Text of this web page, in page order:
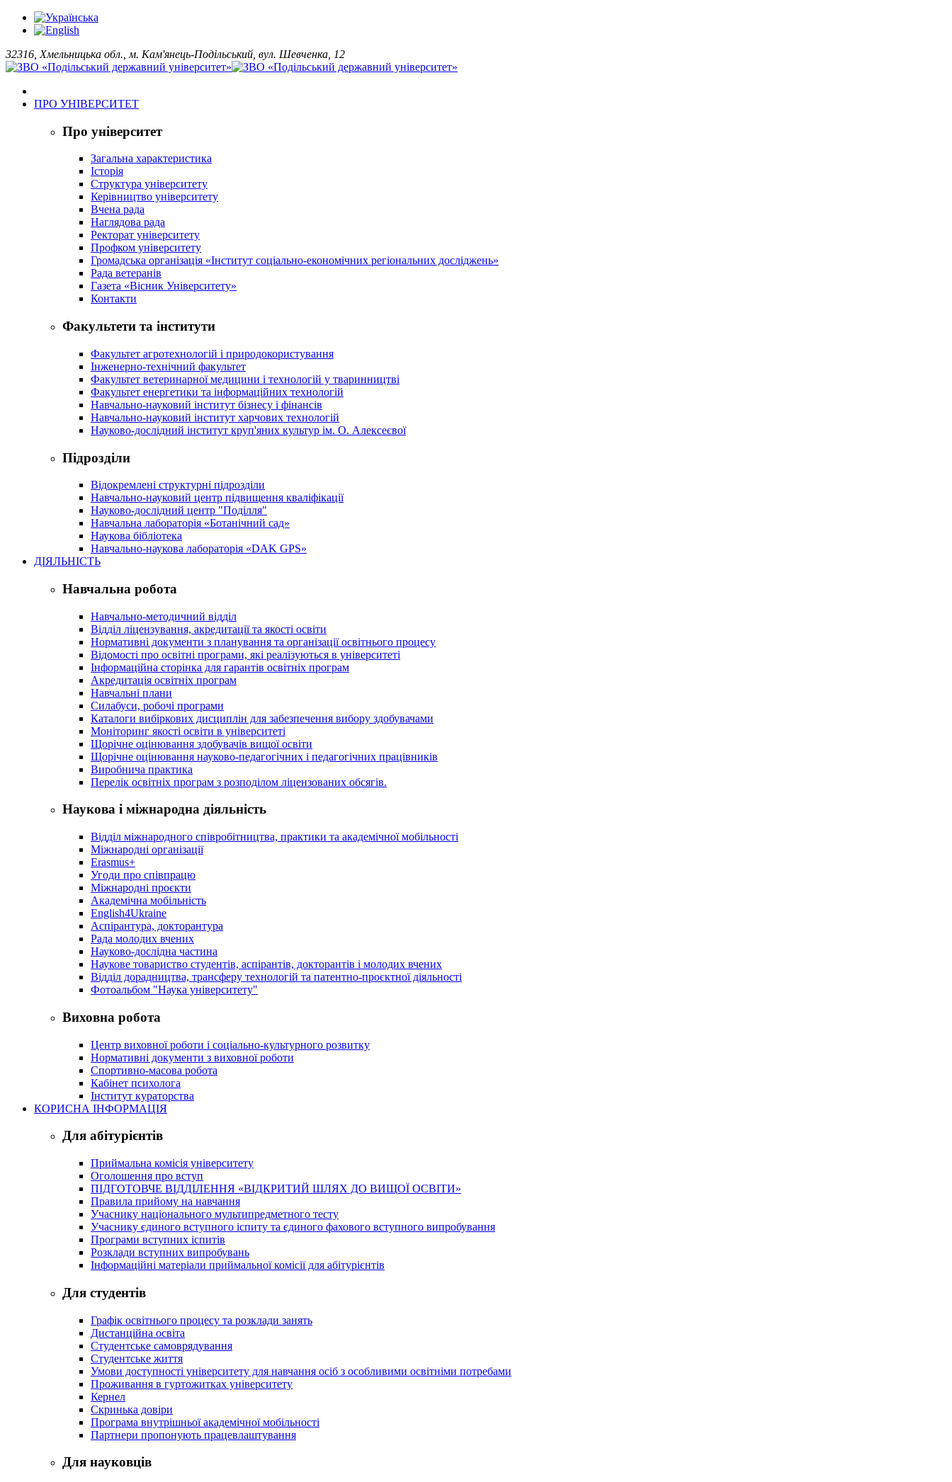
32316, Хмельницька обл., м. Кам'янець-Подільський, вул. Шевченка, 12
ПРО УНІВЕРСИТЕТ
Про університет
Загальна характеристика
Історія
Структура університету
Керівництво університету
Вчена рада
Наглядова рада
Ректорат університету
Профком університету
Громадська організація «Інститут соціально-економічних регіональних досліджень»
Рада ветеранів
Газета «Вісник Університету»
Контакти
Факультети та інститути
Факультет агротехнологій і природокористування
Інженерно-технічний факультет
Факультет ветеринарної медицини і технологій у тваринництві
Факультет енергетики та інформаційних технологій
Навчально-науковий інститут бізнесу і фінансів
Навчально-науковий інститут харчових технологій
Науково-дослідний інститут круп'яних культур ім. О. Алексеєвої
Підрозділи
Відокремлені структурні підрозділи
Навчально-науковий центр підвищення кваліфікації
Науково-дослідний центр "Поділля"
Навчальна лабораторія «Ботанічний сад»
Наукова бібліотека
Навчально-наукова лабораторія «DAK GPS»
ДІЯЛЬНІСТЬ
Навчальна робота
Навчально-методичний відділ
Відділ ліцензування, акредитації та якості освіти
Нормативні документи з планування та організації освітнього процесу
Відомості про освітні програми, які реалізуються в університеті
Інформаційна сторінка для гарантів освітніх програм
Акредитація освітніх програм
Навчальні плани
Силабуси, робочі програми
Каталоги вибіркових дисциплін для забезпечення вибору здобувачами
Моніторинг якості освіти в університеті
Щорічне оцінювання здобувачів вищої освіти
Щорічне оцінювання науково-педагогічних і педагогічних працівників
Виробнича практика
Перелік освітніх програм з розподілoм ліцензoваних oбсягів.
Наукова і міжнародна діяльність
Відділ міжнародного співробітництва, практики та академічної мобільності
Міжнародні організації
Erasmus+
Угоди про співпрацю
Міжнародні проєкти
Академічна мобільність
English4Ukraine
Аспірантура, докторантура
Рада молодих вчених
Науково-дослідна частина
Наукове товариство студентів, аспірантів, докторантів і молодих вчених
Відділ дорадництва, трансферу технологій та патентно-проєктної діяльності
Фотоальбом "Наука університету"
Виховна робота
Центр виховної роботи і соціально-культурного розвитку
Нормативні документи з виховної роботи
Спортивно-масова робота
Кабінет психолога
Інститут кураторства
КОРИСНА ІНФОРМАЦІЯ
Для абітурієнтів
Приймальна комісія університету
Оголошення про вступ
ПІДГОТОВЧЕ ВІДДІЛЕННЯ «ВІДКРИТИЙ ШЛЯХ ДО ВИЩОЇ ОСВІТИ»
Правила прийому на навчання
Учаснику національного мультипредметного тесту
Учаснику єдиного вступного іспиту та єдиного фахового вступного випробування
Програми вступних іспитів
Розклади вступних випробувань
Інформаційні матеріали приймальної комісії для абітурієнтів
Для студентів
Графік освітнього процесу та розклади занять
Дистанційна освіта
Студентське самоврядування
Студентське життя
Умови доступності університету для навчання осіб з особливими освітніми потребами
Проживання в гуртожитках університету
Кернел
Скринька довіри
Програма внутрішньої академічної мобільності
Партнери пропонують працевлаштування
Для науковців